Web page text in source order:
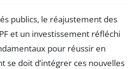
publics, le réajustement des
et un investissement réfléchi
pour réussir en
se doit d’intégrer ces nouvelles